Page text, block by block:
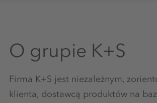
O grupie K+S
Firma K+S jest niezależnym,
klienta, dostawcą produktów na